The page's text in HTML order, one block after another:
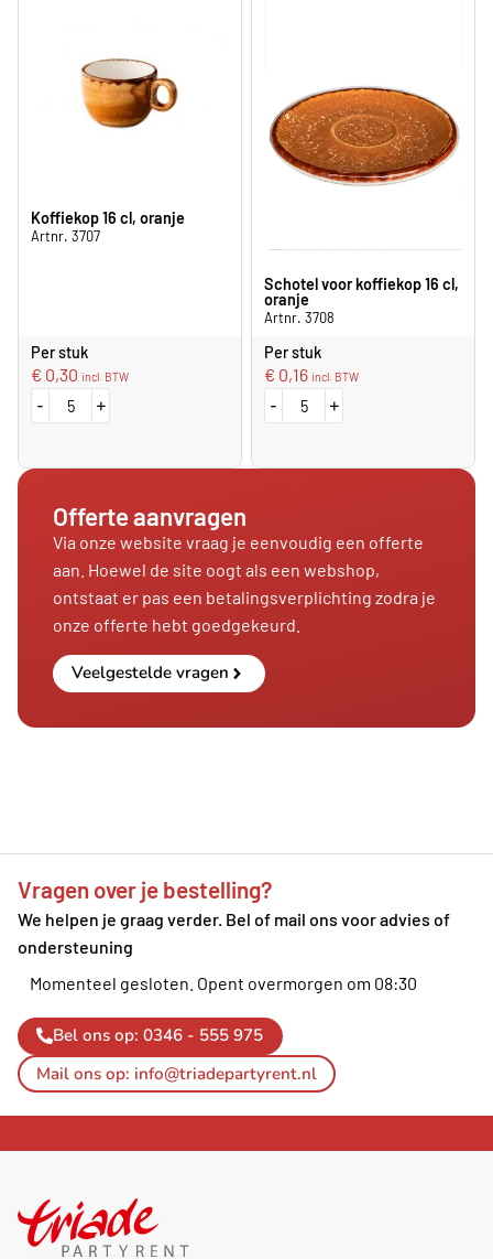
Offerte aanvragen
Via onze website vraag je eenvoudig een offerte
aan. Hoewel de site oogt als een webshop,
ontstaat er pas een betalingsverplichting zodra je
onze offerte hebt goedgekeurd.
Veelgestelde vragen
Koffiekop 16 cl, oranje
Artnr. 3707
Per stuk
€ 0,30 incl. BTW
- +
Schotel voor koffiekop 16 cl,
oranje
Artnr. 3708
Per stuk
€ 0,16 incl. BTW
- +
Vragen over je bestelling?
We helpen je graag verder. Bel of mail ons voor advies of
ondersteuning
Momenteel gesloten. Opent overmorgen om 08:30
Bel ons op: 0346 - 555 975
Mail ons op: info@triadepartyrent.nl